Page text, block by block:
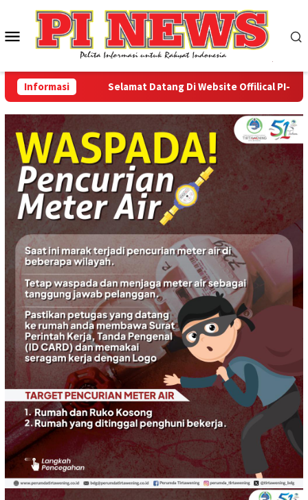
konten
Menu
Mobile
Informasi Selamat Datang Di Website Offilical PI-News